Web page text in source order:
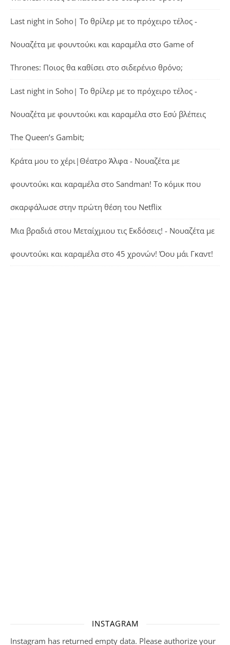
Last night in Soho| Το θρίλερ με το πρόχειρο τέλος -
Νουαζέτα με φουντούκι και καραμέλα στο Game of
Thrones: Ποιος θα καθίσει στο σιδερένιο θρόνο;
Last night in Soho| Το θρίλερ με το πρόχειρο τέλος -
Νουαζέτα με φουντούκι και καραμέλα στο Εσύ βλέπεις
The Queen’s Gambit;
Κράτα μου το χέρι|Θέατρο Άλφα - Νουαζέτα με
φουντούκι και καραμέλα στο Sandman! Το κόμικ που
σκαρφάλωσε στην πρώτη θέση του Netflix
Μια βραδιά στου Μεταίχμιου τις Εκδόσεις! - Νουαζέτα με
φουντούκι και καραμέλα στο 45 χρονών! Όου μάι Γκαντ!
INSTAGRAM
Instagram has returned empty data. Please authorize your